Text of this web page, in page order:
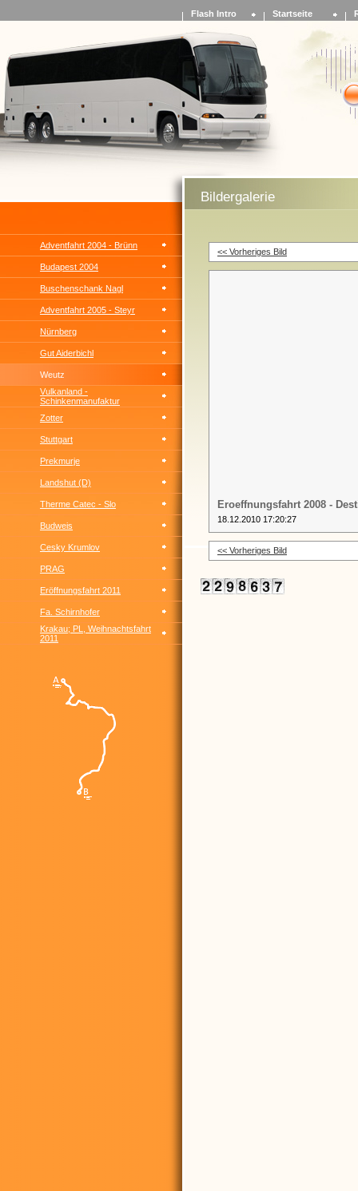
Flash Intro Startseite
Adventfahrt 2004 - Brünn
Budapest 2004
Buschenschank Nagl
Adventfahrt 2005 - Steyr
Nürnberg
Gut Aiderbichl
Weutz
Vulkanland -
Schinkenmanufaktur
Zotter
Stuttgart
Prekmurje
Landshut (D)
Therme Catec - Slo
Budweis
Cesky Krumlov
PRAG
Eröffnungsfahrt 2011
Fa. Schirnhofer
Krakau; PL, Weihnachtsfahrt
2011
Bildergalerie
<< Vorheriges Bild
Eroeffnungsfahrt 2008 -
18.12.2010 17:20:27
<< Vorheriges Bild